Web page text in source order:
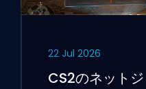
22 Jul 2026
CS2のネット